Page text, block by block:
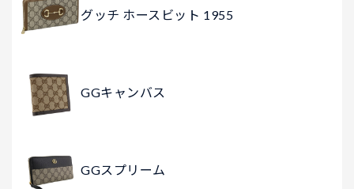
グッチ ホースビット 1955
GGキャンバス
GGスプリーム